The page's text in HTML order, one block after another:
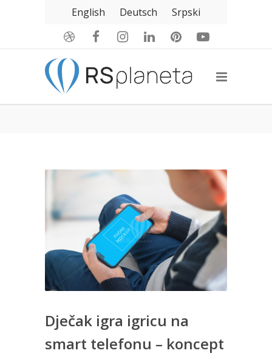
English Deutsch Srpski
Dječak igra igricu na
smart telefonu – koncept